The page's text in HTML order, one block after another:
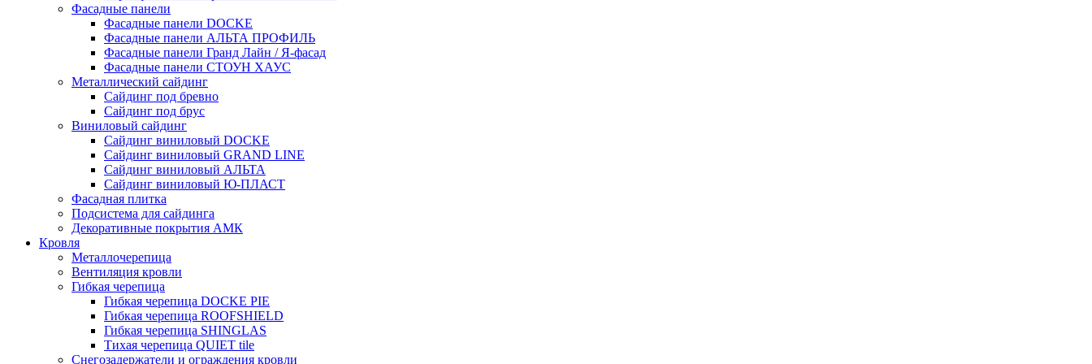
Фасадные панели
Фасадные панели DOCKE
Фасадные панели АЛЬТА ПРОФИЛЬ
Фасадные панели Гранд Лайн / Я-фасад
Фасадные панели СТОУН ХАУС
Металлический сайдинг
Сайдинг под бревно
Сайдинг под брус
Виниловый сайдинг
Сайдинг виниловый DOCKE
Сайдинг виниловый GRAND LINE
Сайдинг виниловый АЛЬТА
Сайдинг виниловый Ю-ПЛАСТ
Фасадная плитка
Подсистема для сайдинга
Декоративные покрытия АМК
Кровля
Металлочерепица
Вентиляция кровли
Гибкая черепица
Гибкая черепица DOCKE PIE
Гибкая черепица ROOFSHIELD
Гибкая черепица SHINGLAS
Тихая черепица QUIET tile
Снегозадержатели и ограждения кровли